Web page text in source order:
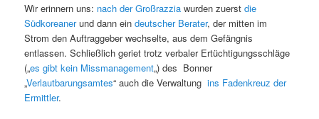
Wir erinnern uns: nach der Großrazzia wurden zuerstdie
Südkoreanerund dann eindeutscher Berater, der mitten im
Strom den Auftraggeber wechselte, aus dem Gefängnis
entlassen. Schließlich geriet trotz verbaler Ertüchtigungsschläge
(„es gibt kein Missmanagement„) des Bonner
„Verlautbarungsamtes“ auch die Verwaltungins Fadenkreuz der
Ermittler.